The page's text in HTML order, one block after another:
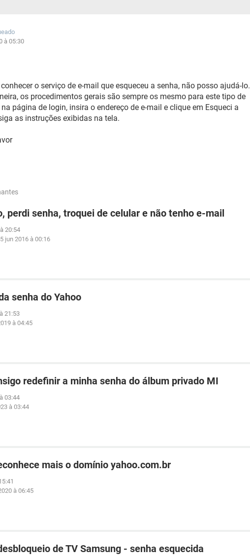
à 05:30
o serviço de e-mail que esqueceu a senha, não posso ajudá-lo.
os procedimentos gerais são sempre os mesmo para este tipo de
página de login, insira o endereço de e-mail e clique em Esqueci a
as instruções exibidas na tela.
perdi senha, troquei de celular e não tenho e-mail
20:54
jun 2016 à 00:16
senha do Yahoo
21:53
à 04:45
redefinir a minha senha do álbum privado MI
03:44
à 03:44
mais o domínio yahoo.com.br
à 06:45
de TV Samsung - senha esquecida